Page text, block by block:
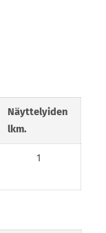
Näyttelyiden
lkm.
1